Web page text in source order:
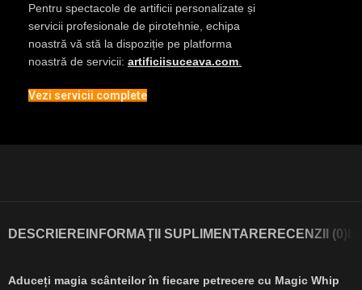
Pentru spectacole de artificii personalizate și
servicii profesionale de pirotehnie, echipa
noastră vă stă la dispoziție pe platforma
noastră de servicii: artificiisuceava.com
Vezi servicii complete
DESCRIERE INFORMAȚII SUPLIMENTARE RECENZII (0)
Aduceți magia scânteilor în fiecare petrecere cu Magic Whip